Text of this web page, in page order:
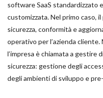
software SaaS standardizzato
customizzata. Nel primo caso,
sicurezza, conformità e
operativo per l’azienda
l’impresa è chiamata a
sicurezza: gestione degli
degli ambienti di sviluppo e